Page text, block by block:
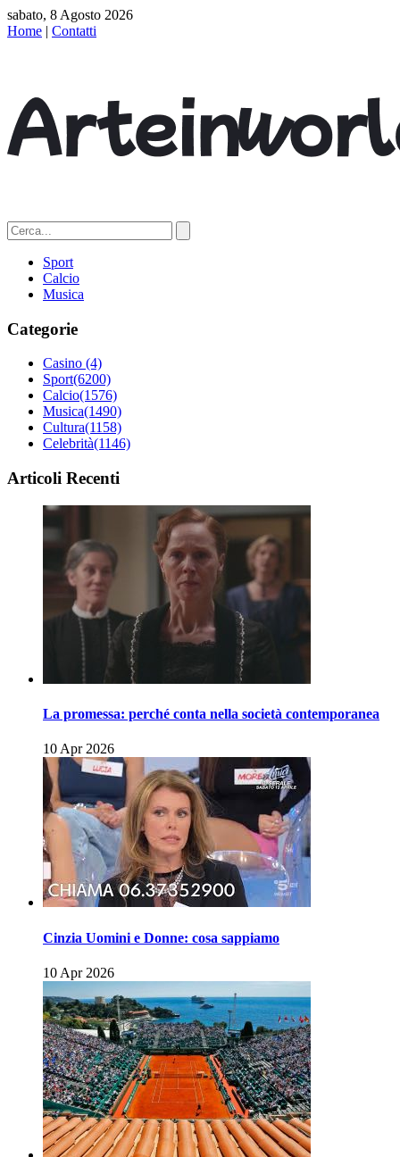
sabato, 8 Agosto 2026
Home | Contatti
Sport
Calcio
Musica
Categorie
Casino (4)
Sport(6200)
Calcio(1576)
Musica(1490)
Cultura(1158)
Celebrità(1146)
Articoli Recenti
La promessa: perché conta nella società contemporanea
10 Apr 2026
Cinzia Uomini e Donne: cosa sappiamo
10 Apr 2026